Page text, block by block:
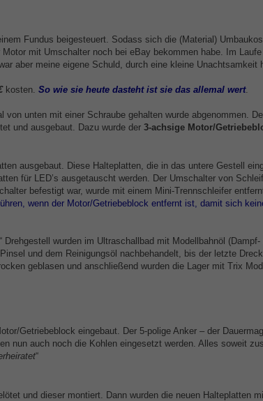
Fundus beigesteuert. Sodass sich die (Material)
mit Umschalter noch bei eBay bekommen habe. Im
aber meine eigene Schuld, durch eine kleine Unachtsamkeit
kosten. So wie sie heute dasteht ist sie das allemal wert.
unten mit einer Schraube gehalten wurde abgenommen.
und ausgebaut. Dazu wurde der 3-achsige Motor/
ausgebaut. Diese Halteplatten, die in das untere Gestell
für LED’s ausgetauscht werden. Der Umschalter von
befestigt war, wurde mit einem Mini-Trennschleifer
wenn der Motor/Getriebeblock entfernt ist, damit sich
wurden im Ultraschallbad mit Modellbahnöl
und dem Reinigungsöl nachbehandelt, bis der letzte
geblasen und anschließend wurden die Lager mit Trix
Getriebeblock eingebaut. Der 5-polige Anker – der
nun auch noch die Kohlen eingesetzt werden. Alles soweit
“
und dieser montiert. Dann wurden die neuen Halteplatten